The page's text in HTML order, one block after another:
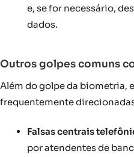
e, se for necessário,
dados.
Outros golpes comuns
Além do golpe da biometria,
frequentemente
Falsas centrais
por atendentes de